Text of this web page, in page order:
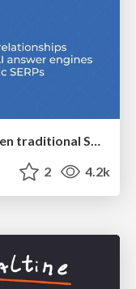
Exploring the relationship between traditional SERPs and Gen AI search
2 4.2k